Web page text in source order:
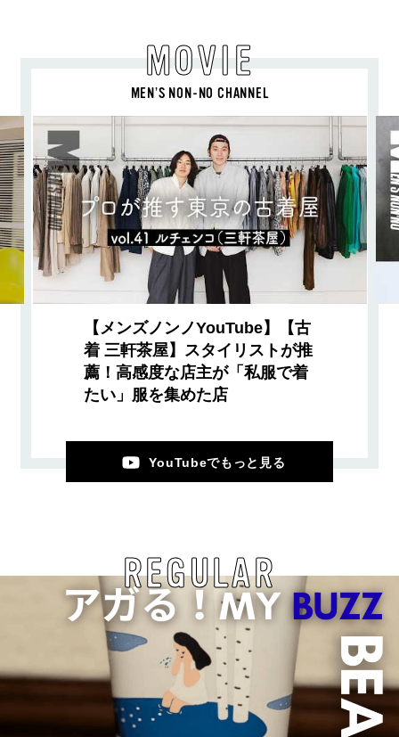
MOVIE
MEN’S NON-NO CHANNEL
【メンズノンノYouTube】【古
着 三軒茶屋】スタイリストが推
薦！高感度な店主が「私服で着
たい」服を集めた店
YouTubeでもっと見る
REGULAR